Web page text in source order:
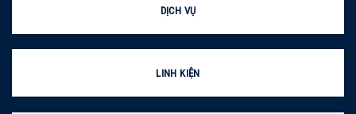
DỊCH VỤ
LINH KIỆN